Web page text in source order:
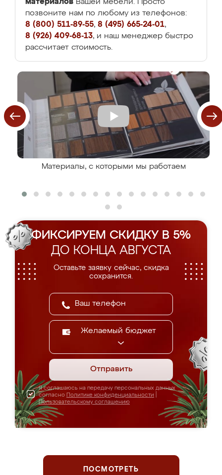
Вашей мебели. Просто
позвоните нам по любому из телефонов:
8 (800) 511-89-55, 8 (495) 665-24-01,
8 (926) 409-68-13, и наш менеджер быстро
рассчитает стоимость.
Материалы, с которыми мы работаем
ФИКСИРУЕМ СКИДКУ В 5%
ДО КОНЦА АВГУСТА
Оставьте заявку сейчас, скидка
сохранится.
Желаемый бюджет
Отправить
Я соглашаюсь на передачу персональных данных
согласно Политике конфиденциальности
Пользовательскому соглашению
ПОСМОТРЕТЬ